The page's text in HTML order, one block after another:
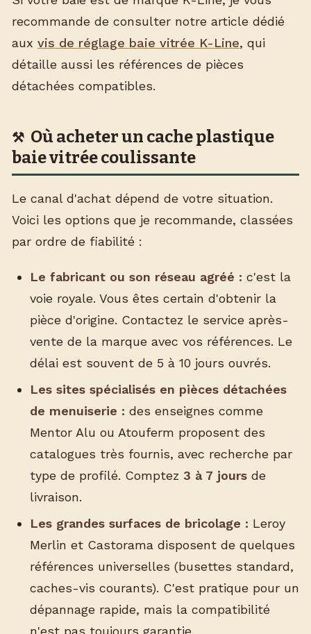
recommande de consulter notre article dédié
aux vis de réglage baie vitrée K-Line, qui
détaille aussi les références de pièces
détachées compatibles.
Où acheter un cache plastique
baie vitrée coulissante
Le canal d'achat dépend de votre situation.
Voici les options que je recommande, classées
par ordre de fiabilité :
Le fabricant ou son réseau agréé : c'est la
voie royale. Vous êtes certain d'obtenir la
pièce d'origine. Contactez le service après-
vente de la marque avec vos références. Le
délai est souvent de 5 à 10 jours ouvrés.
Les sites spécialisés en pièces détachées
de menuiserie : des enseignes comme
Mentor Alu ou Atouferm proposent des
catalogues très fournis, avec recherche par
type de profilé. Comptez 3 à 7 joursde
livraison.
Les grandes surfaces de bricolage : Leroy
Merlin et Castorama disposent de quelques
références universelles (busettes standard,
caches-vis courants). C'est pratique pour un
dépannage rapide, mais la compatibilité
n'est pas toujours garantie.